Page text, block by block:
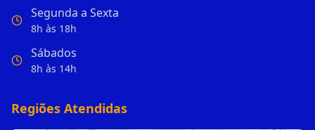
Segunda a Sexta
8h às 18h
Sábados
8h às 14h
Regiões Atendidas